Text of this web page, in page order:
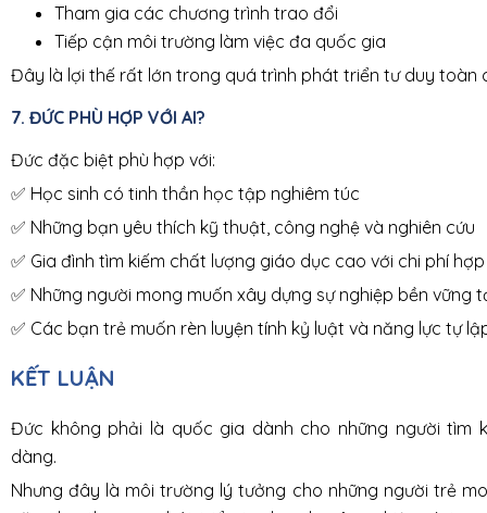
Tham gia các chương trình trao đổi
Tiếp cận môi trường làm việc đa quốc gia
Đây là lợi thế rất lớn trong quá trình phát triển tư duy toàn
7. ĐỨC PHÙ HỢP VỚI AI?
Đức đặc biệt phù hợp với:
✅ Học sinh có tinh thần học tập nghiêm túc
✅ Những bạn yêu thích kỹ thuật, công nghệ và nghiên cứu
✅ Gia đình tìm kiếm chất lượng giáo dục cao với chi phí
✅ Những người mong muốn xây dựng sự nghiệp bền vững
✅ Các bạn trẻ muốn rèn luyện tính kỷ luật và năng lực tự
KẾT LUẬN
Đức không phải là quốc gia dành cho những người tìm
dàng.
Nhưng đây là môi trường lý tưởng cho những người trẻ